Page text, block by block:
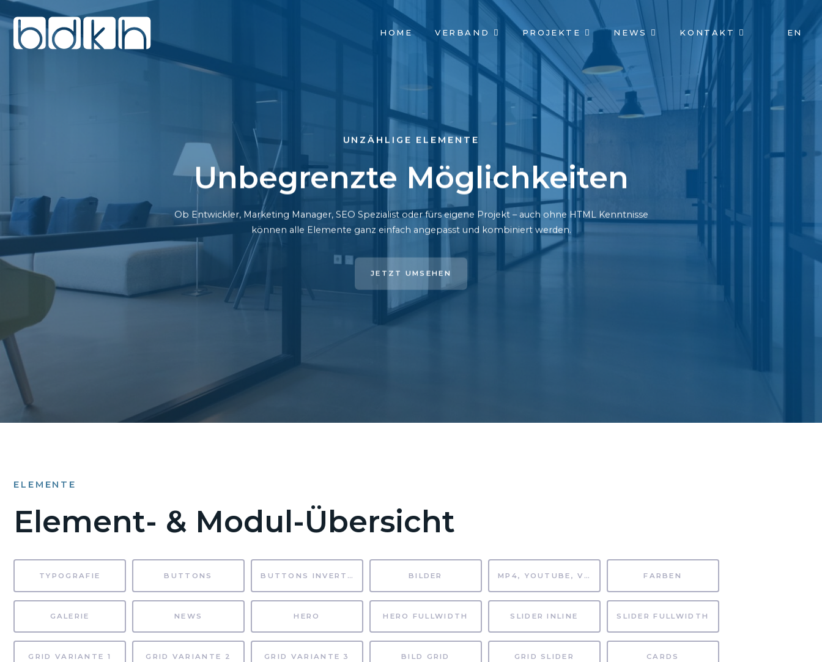
NAVIGATION
ÜBERSPRINGEN
HOME VERBAND PROJEKTE NEWS KONTAKT EN
UNZÄHLIGE ELEMENTE
Unbegrenzte Möglichkeiten
Ob Entwickler, Marketing Manager, SEO Spezialist oder fürs eigene Projekt – auch ohne HTML Kenntnisse
können alle Elemente ganz einfach angepasst und kombiniert werden.
JETZT UMSEHEN
ELEMENTE
Element- & Modul-Übersicht
TYPOGRAFIE BUTTONS BUTTONS INVERTIERT BILDER MP4, YOUTUBE, VIMEO FARBEN
GALERIE NEWS HERO HERO FULLWIDTH SLIDER INLINE SLIDER FULLWIDTH
GRID VARIANTE 1 GRID VARIANTE 2 GRID VARIANTE 3 BILD GRID GRID SLIDER CARDS